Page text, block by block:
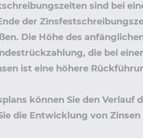
sind bei
der
Die Höhe des
die bei
ist eine höhere
können Sie den
die Entwicklung von